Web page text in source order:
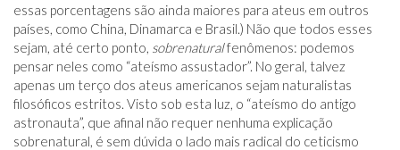
essas porcentagens são ainda maiores para ateus em outros
países, como China, Dinamarca e Brasil.) Não que todos esses
sejam, até certo ponto, sobrenaturalfenômenos: podemos
pensar neles como “ateísmo assustador”. No geral, talvez
apenas um terço dos ateus americanos sejam naturalistas
filosóficos estritos. Visto sob esta luz, o “ateísmo do antigo
astronauta”, que afinal não requer nenhuma explicação
sobrenatural, é sem dúvida o lado mais radical do ceticismo